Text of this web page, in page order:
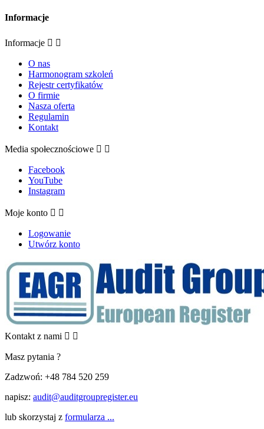
Informacje
Informacje  
O nas
Harmonogram szkoleń
Rejestr certyfikatów
O firmie
Nasza oferta
Regulamin
Kontakt
Media społecznościowe  
Facebook
YouTube
Instagram
Moje konto  
Logowanie
Utwórz konto
Kontakt z nami  
Masz pytania ?
Zadzwoń: +48 784 520 259
napisz: audit@auditgroupregister.eu
lub skorzystaj z formularza ...